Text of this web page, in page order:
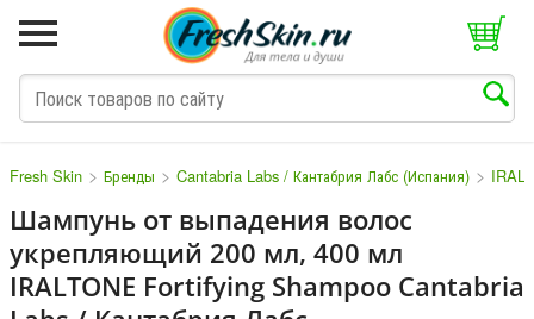
Fresh Skin > Бренды > Cantabria Labs / Кантабрия Лабс (Испания) >
Шампунь от выпадения волос
укрепляющий 200 мл, 400 мл
IRALTONE Fortifying Shampoo Cantabria
M N O P Q S T V W